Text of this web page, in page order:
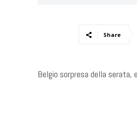
Share
Belgio sorpresa della serata,